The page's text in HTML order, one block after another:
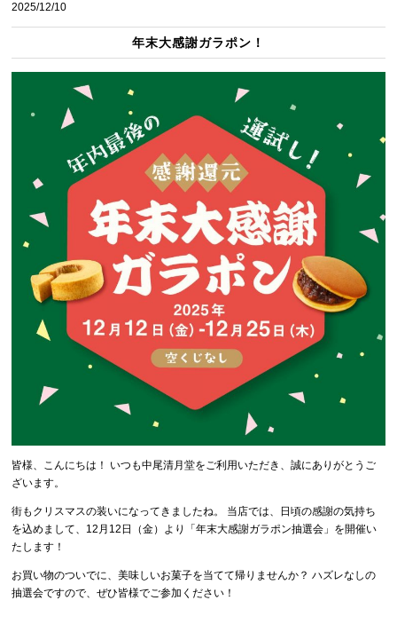
2025/12/10
年末大感謝ガラポン！
皆様、こんにちは！ いつも中尾清月堂をご利用いただき、誠にありがとうご
ざいます。
街もクリスマスの装いになってきましたね。 当店では、日頃の感謝の気持ち
を込めまして、12月12日（金）より「年末大感謝ガラポン抽選会」を開催い
たします！
お買い物のついでに、美味しいお菓子を当てて帰りませんか？ ハズレなしの
抽選会ですので、ぜひ皆様でご参加ください！